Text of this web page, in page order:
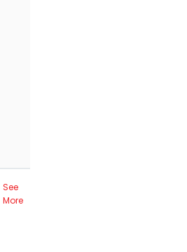
See
More